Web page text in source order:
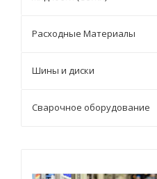
Расходные Материалы
Шины и диски
Сварочное оборудование